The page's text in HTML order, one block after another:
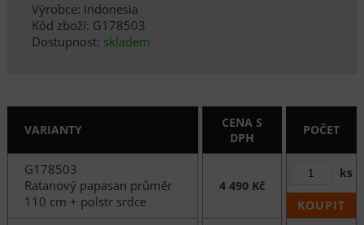
Výrobce: Indonesia
Kód zboží: G178503
Dostupnost: skladem
VARIANTY
CENA S
DPH
POČET
G178503
Ratanový papasan průměr
110 cm + polstr srdce
4 490 Kč
ks
KOUPIT